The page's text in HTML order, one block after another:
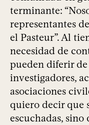
terminante:
representantes
el Pasteur”. Al
necesidad de
pueden diferir de
investigadores,
asociaciones
quiero decir que
escuchadas,